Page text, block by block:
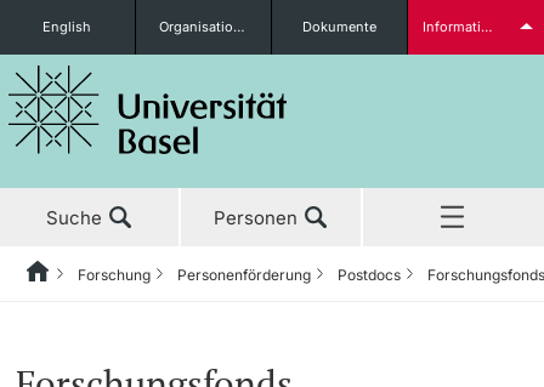
Studieninteressierte
English Organisationseinheiten Dokumente Informationen für...
Suche Personen
HomeZurückForschung Personenförderung Postdocs